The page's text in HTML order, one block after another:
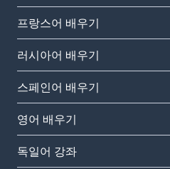
프랑스어 배우기
러시아어 배우기
스페인어 배우기
영어 배우기
독일어 강좌